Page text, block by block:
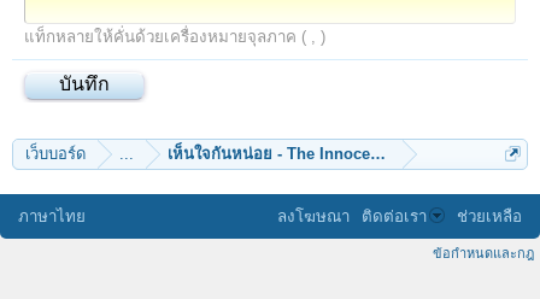
แท็กหลายให้คั่นด้วยเครื่องหมายจุลภาค ( , )
เว็บบอร์ด ... เห็นใจกันหน่อย - The Innocent (Covered by Be)
ภาษาไทย ลงโฆษณา ติดต่อเรา ช่วยเหลือ
ข้อกำหนดและกฎ